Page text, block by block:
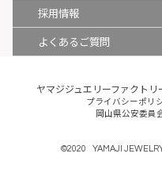
採用情報
よくあるご質問
ヤマジジュエリーファクト
プライバシーポリ
岡山県公安委員
©2020 YAMAJI